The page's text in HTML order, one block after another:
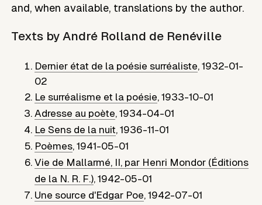
and, when available, translations by the author.
Texts by André Rolland de Renéville
Dernier état de la poésie surréaliste,1932-01-
02
Le surréalisme et la poésie,1933-10-01
Adresse au poète,1934-04-01
Le Sens de la nuit,1936-11-01
Poèmes,1941-05-01
Vie de Mallarmé, II, par Henri Mondor (Éditions
de la N. R. F.),1942-05-01
Une source d'Edgar Poe,1942-07-01